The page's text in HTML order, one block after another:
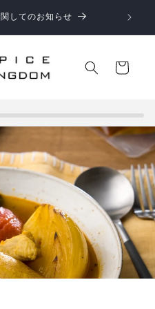
お届けとお問い合わせ
て
ー